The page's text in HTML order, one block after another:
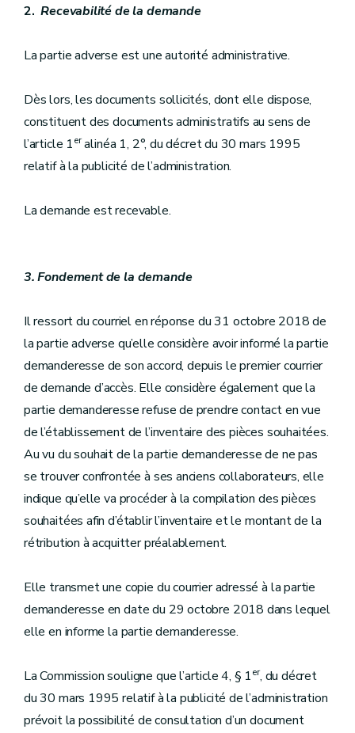
2.Recevabilité de la demande
La partie adverse est une autorité administrative.
Dès lors, les documents sollicités, dont elle dispose,
constituent des documents administratifs au sens de
l’article 1eralinéa 1, 2°, du décret du 30 mars 1995
relatif à la publicité de l’administration.
La demande est recevable.
3. Fondement de la demande
Il ressort du courriel en réponse du 31 octobre 2018 de
la partie adverse qu’elle considère avoir informé la partie
demanderesse de son accord, depuis le premier courrier
de demande d’accès. Elle considère également que la
partie demanderesse refuse de prendre contact en vue
de l’établissement de l’inventaire des pièces souhaitées.
Au vu du souhait de la partie demanderesse de ne pas
se trouver confrontée à ses anciens collaborateurs, elle
indique qu’elle va procéder à la compilation des pièces
souhaitées afin d’établir l’inventaire et le montant de la
rétribution à acquitter préalablement.
Elle transmet une copie du courrier adressé à la partie
demanderesse en date du 29 octobre 2018 dans lequel
elle en informe la partie demanderesse.
La Commission souligne que l’article 4, § 1er, du décret
du 30 mars 1995 relatif à la publicité de l’administration
prévoit la possibilité de consultation d’un document